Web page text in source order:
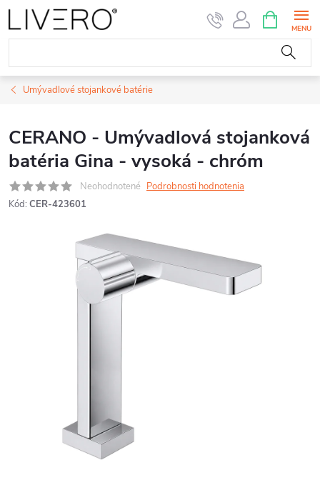
Prejsť
na
obsah
KOŠÍK
Umývadlové stojankové batérie
CERANO - Umývadlová stojanková
batéria Gina - vysoká - chróm
Neohodnotené Podrobnosti hodnotenia
Kód: CER-423601